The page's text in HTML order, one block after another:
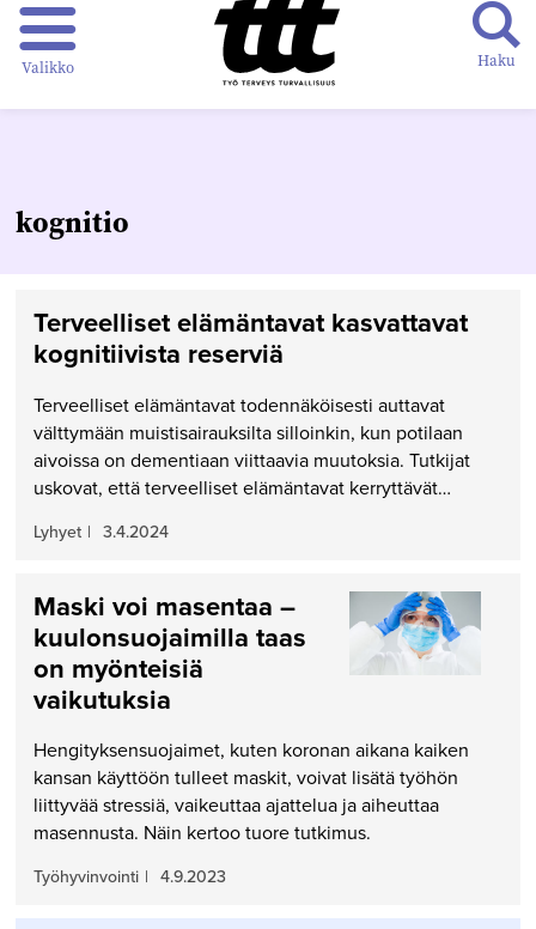
Valikko Haku
kognitio
Terveelliset elämäntavat kasvattavat
kognitiivista reserviä
Terveelliset elämäntavat todennäköisesti auttavat
välttymään muistisairauksilta silloinkin, kun potilaan
aivoissa on dementiaan viittaavia muutoksia. Tutkijat
uskovat, että terveelliset elämäntavat kerryttävät…
Lyhyet | 3.4.2024
Maski voi masentaa –
kuulonsuojaimilla taas
on myönteisiä
vaikutuksia
Hengityksensuojaimet, kuten koronan aikana kaiken
kansan käyttöön tulleet maskit, voivat lisätä työhön
liittyvää stressiä, vaikeuttaa ajattelua ja aiheuttaa
masennusta. Näin kertoo tuore tutkimus.
Työhyvinvointi | 4.9.2023